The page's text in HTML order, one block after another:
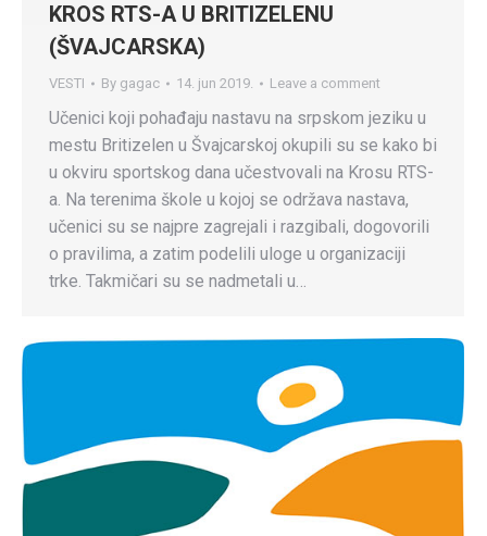
KROS RTS-A U BRITIZELENU
(ŠVAJCARSKA)
VESTI By gagac 14. jun 2019. Leave a comment
Učenici koji pohađaju nastavu na srpskom jeziku u
mestu Britizelen u Švajcarskoj okupili su se kako bi
u okviru sportskog dana učestvovali na Krosu RTS-
a. Na terenima škole u kojoj se održava nastava,
učenici su se najpre zagrejali i razgibali, dogovorili
o pravilima, a zatim podelili uloge u organizaciji
trke. Takmičari su se nadmetali u…